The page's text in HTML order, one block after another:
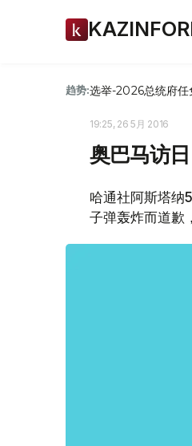
趋势:选举-2026总统府任
19:25, 26 5月 2016
奥巴马访
哈通社阿斯塔纳
子弹轰炸而道歉